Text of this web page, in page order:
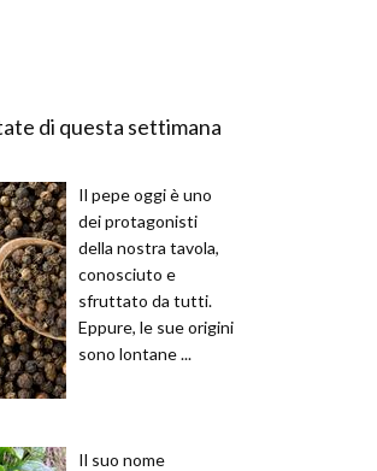
di questa settimana
Il pepe oggi è uno
dei protagonisti
della nostra tavola,
conosciuto e
sfruttato da tutti.
Eppure, le sue origini
sono lontane ...
Il suo nome